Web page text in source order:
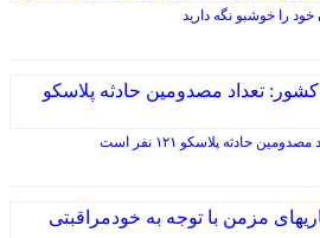
را خوشبو نگه دارید
حادثه پلاسکو ۱۲۱ نفر است